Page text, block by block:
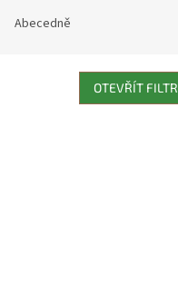
Abecedně
OTEVŘÍT FILTR